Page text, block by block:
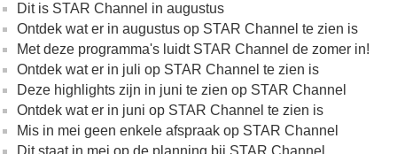
Dit is STAR Channel in augustus
Ontdek wat er in augustus op STAR Channel te zien is
Met deze programma's luidt STAR Channel de zomer in!
Ontdek wat er in juli op STAR Channel te zien is
Deze highlights zijn in juni te zien op STAR Channel
Ontdek wat er in juni op STAR Channel te zien is
Mis in mei geen enkele afspraak op STAR Channel
Dit staat in mei op de planning bij STAR Channel